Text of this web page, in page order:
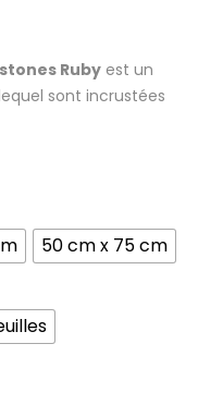
Ruby est un
sont incrustées
50 cm x 75 cm